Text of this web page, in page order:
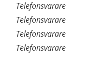
Telefonsvarare
Telefonsvarare
Telefonsvarare
Telefonsvarare